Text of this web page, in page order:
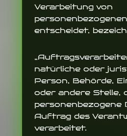
Verarbeitung von
entscheidet,
natürliche oder
Person, Behörde,
oder andere Stelle,
personenbezogene
Auftrag des
verarbeitet.